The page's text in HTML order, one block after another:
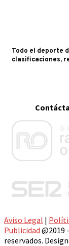
Todo el deporte
clasificaciones,
Aviso Legal |
Publicidad @2019
reservados.